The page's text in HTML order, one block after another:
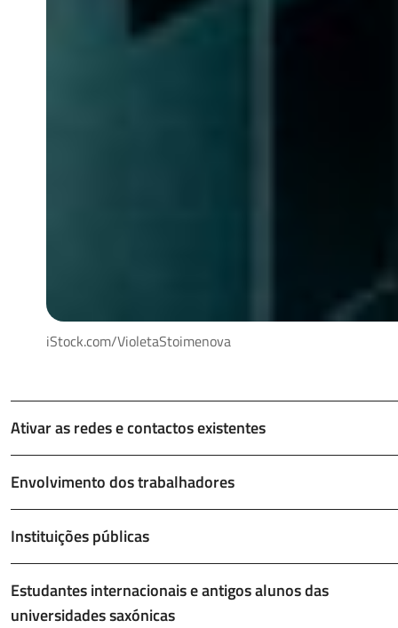
iStock.com/VioletaStoimenova
Ativar as redes e contactos existentes
Envolvimento dos trabalhadores
Instituições públicas
Estudantes internacionais e antigos alunos das
universidades saxónicas